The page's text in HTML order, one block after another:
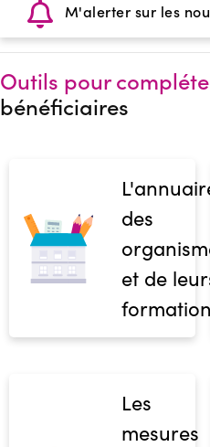
M'alerter sur les
Outils pour
bénéficiaires
des
et de
Les
mesures